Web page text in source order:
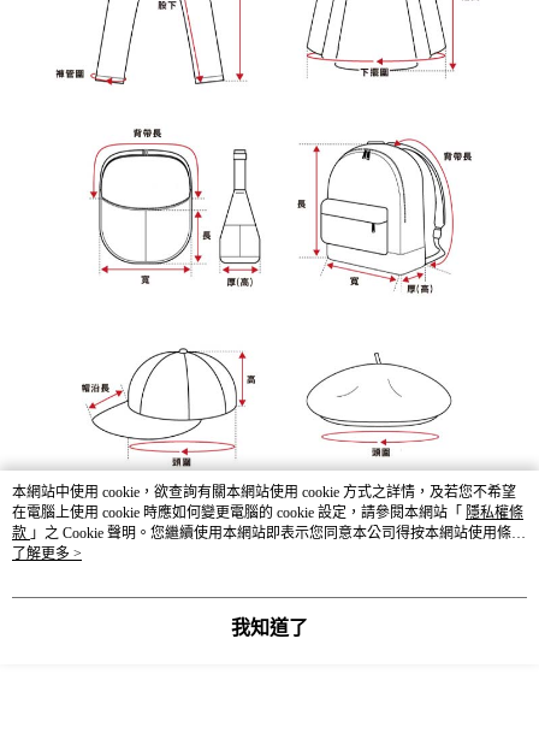
本網站中使用 cookie，欲查詢有關本網站使用 cookie 方式之詳情，及若您不希望
在電腦上使用 cookie 時應如何變更電腦的 cookie 設定，請參閱本網站「 隱私權條
款 」之 Cookie 聲明。您繼續使用本網站即表示您同意本公司得按本網站使用條款
之 Cookie 聲明使用 cookie。
了解更多 >
我知道了